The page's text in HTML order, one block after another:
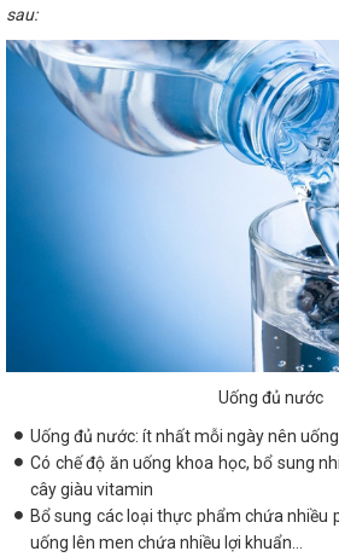
sau:
Uống đủ nước
Uống đủ nước: ít nhất mỗi ngày nên
Có chế độ ăn uống khoa học, bổ sung
cây giàu vitamin
Bổ sung các loại thực phẩm chứa nhiều
uống lên men chứa nhiều lợi khuẩn…